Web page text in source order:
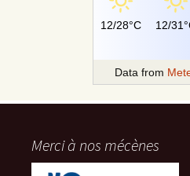
12/28°C 12/
Data from
Merci à nos mécènes